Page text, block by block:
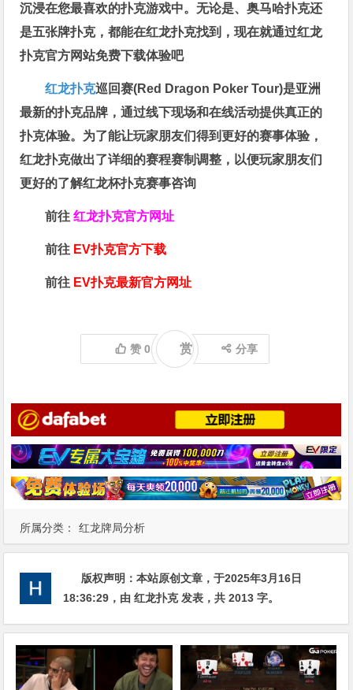
所属分类： 红龙牌局分析
沉浸在您最喜欢的扑克游戏中。无论是、奥马哈扑克还
是五张牌扑克，都能在红龙扑克找到，现在就通过红龙
扑克官方网站免费下载体验吧
红龙扑克巡回赛​(Red Dragon Poker Tour)是亚洲
最新的扑克品牌，通过线下现场和在线活动提供真正的
扑克体验。为了能让玩家朋友们得到更好的赛事体验，
红龙扑克做出了详细的赛程赛制调整，以便玩家朋友们
更好的了解红龙杯扑克赛事咨询
前往红龙扑克官方网址
前往 EV扑克官方下载
前往 EV扑克最新官方网址
赞0 赏 分享
版权声明：本站原创文章，于2025年3月16日
18:36:29 ，由红龙扑克发表，共 2013 字。